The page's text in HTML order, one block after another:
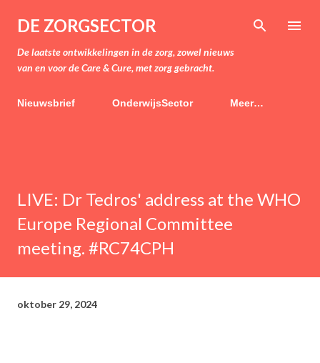
Doorgaan naar hoofdcontent
DE ZORGSECTOR
De laatste ontwikkelingen in de zorg, zowel nieuws
van en voor de Care & Cure, met zorg gebracht.
Nieuwsbrief OnderwijsSector Meer…
LIVE: Dr Tedros' address at the WHO
Europe Regional Committee
meeting. #RC74CPH
oktober 29, 2024